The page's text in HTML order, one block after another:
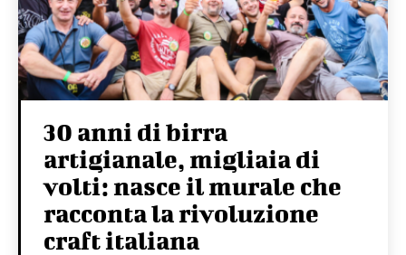
30 anni di birra
artigianale, migliaia di
volti: nasce il murale che
racconta la rivoluzione
craft italiana